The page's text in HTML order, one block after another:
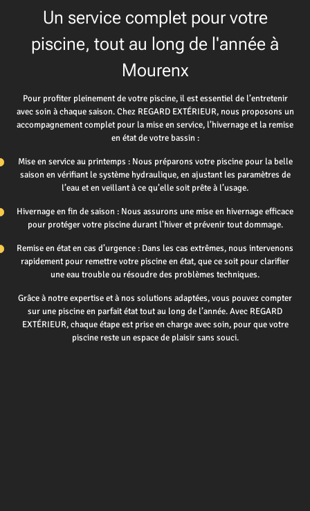
Un service complet pour votre
piscine, tout au long de l'année à
Mourenx
Pour profiter pleinement de votre piscine, il est essentiel de l’entretenir
avec soin à chaque saison. Chez REGARD EXTÉRIEUR, nous proposons un
accompagnement complet pour la mise en service, l’hivernage et la remise
en état de votre bassin :
Mise en service au printemps : Nous préparons votre piscine pour la belle
saison en vérifiant le système hydraulique, en ajustant les paramètres de
l’eau et en veillant à ce qu’elle soit prête à l’usage.
Hivernage en fin de saison : Nous assurons une mise en hivernage efficace
pour protéger votre piscine durant l’hiver et prévenir tout dommage.
Remise en état en cas d’urgence : Dans les cas extrêmes, nous intervenons
rapidement pour remettre votre piscine en état, que ce soit pour clarifier
une eau trouble ou résoudre des problèmes techniques.
Grâce à notre expertise et à nos solutions adaptées, vous pouvez compter
sur une piscine en parfait état tout au long de l’année. Avec REGARD
EXTÉRIEUR, chaque étape est prise en charge avec soin, pour que votre
piscine reste un espace de plaisir sans souci.